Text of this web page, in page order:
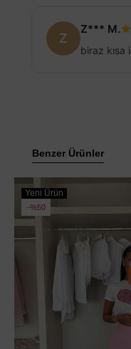
Z
Z*** M.
biraz kısa
Benzer Ürünler
Yeni Ürün
%50